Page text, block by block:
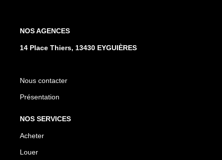
NOS AGENCES
14 Place Thiers, 13430 EYGUIÈRES
Nous contacter
Présentation
NOS SERVICES
Acheter
Louer